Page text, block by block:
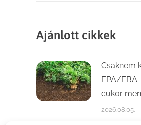
Ajánlott cikkek
Csaknem
EPA/
cukor
2026.08.05.